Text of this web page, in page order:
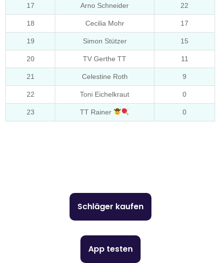
17 Arno Schneider 22
18 Cecilia Mohr 17
19 Simon Stützer 15
20 TV Gerthe TT 11
21 Celestine Roth 9
22 Toni Eichelkraut 0
23 TT Rainer 0
Schläger kaufen
App testen